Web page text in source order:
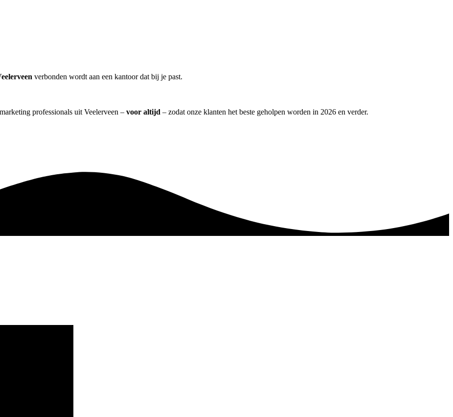
verbonden wordt aan een kantoor dat bij je past.
professionals uit Veelerveen – voor altijd – zodat onze klanten het beste geholpen worden in 2026 en verder.